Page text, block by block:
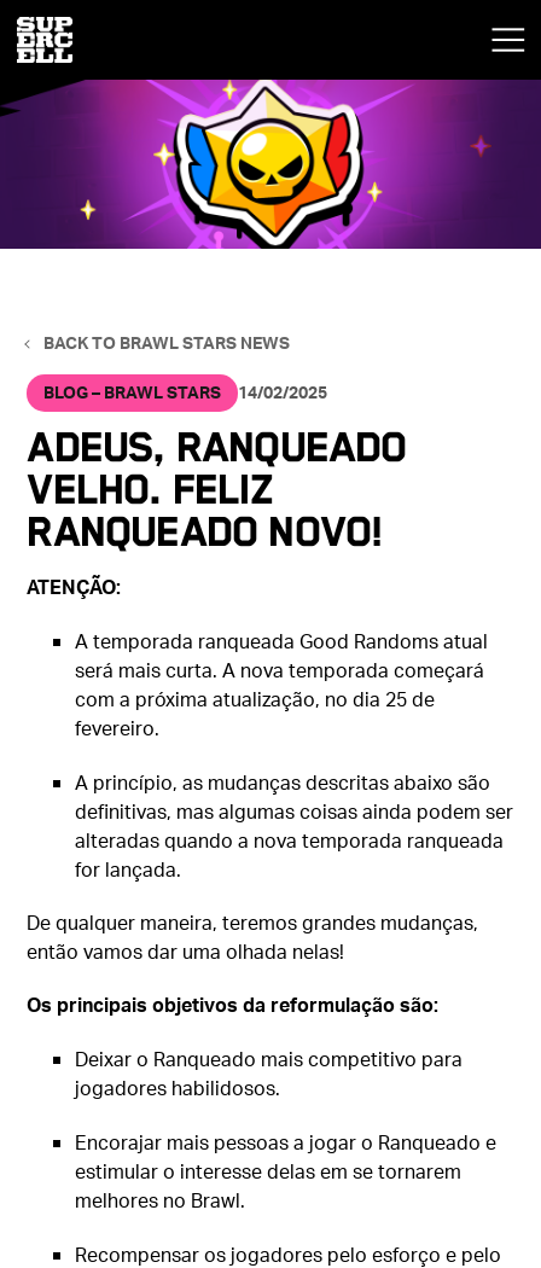
BACK TO BRAWL STARS NEWS
BLOG – BRAWL STARS 14/02/2025
ADEUS, RANQUEADO
VELHO. FELIZ
RANQUEADO NOVO!
ATENÇÃO:
A temporada ranqueada Good Randoms atual
será mais curta. A nova temporada começará
com a próxima atualização, no dia 25 de
fevereiro.
A princípio, as mudanças descritas abaixo são
definitivas, mas algumas coisas ainda podem ser
alteradas quando a nova temporada ranqueada
for lançada.
De qualquer maneira, teremos grandes mudanças,
então vamos dar uma olhada nelas!
Os principais objetivos da reformulação são:
Deixar o Ranqueado mais competitivo para
jogadores habilidosos.
Encorajar mais pessoas a jogar o Ranqueado e
estimular o interesse delas em se tornarem
melhores no Brawl.
Recompensar os jogadores pelo esforço e pelo